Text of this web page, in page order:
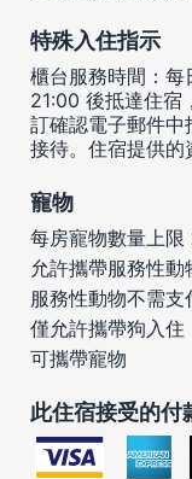
特殊入住指示
櫃台服務時間：
21:00 後抵達住宿
訂確認電子郵件中
接待。住宿提供的
寵物
每房寵物數量上限
允許攜帶服務性動
服務性動物不需
僅允許攜帶狗入住
可攜帶寵物
此住宿接受的付